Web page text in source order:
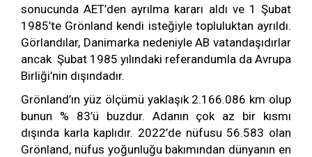
sonucunda AET’den ayrılma kararı aldı ve 1 Şubat
1985’te Grönland kendi isteğiyle topluluktan ayrıldı.
Görlandılar, Danimarka nedeniyle AB vatandaşıdırlar
ancak Şubat 1985 yılındaki referandumla da Avrupa
Birliği’nin dışındadır.
Grönland’ın yüz ölçümü yaklaşık 2.166.086 km olup
bunun % 83’ü buzdur. Adanın çok az bir kısmı
dışında karla kaplıdır. 2022’de nüfusu 56.583 olan
Grönland, nüfus yoğunluğu bakımından dünyanın en